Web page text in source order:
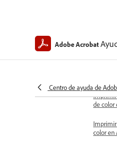
Adobe Acrobat
Centro de ayuda de
Administrar
de color
color en